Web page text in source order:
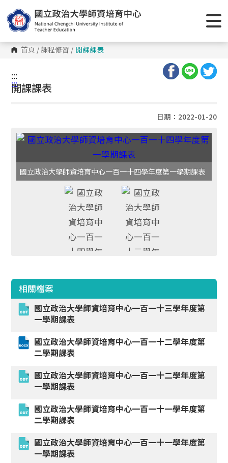
首頁 / 課程修習 / 開課課表
:::
:::
開課課表
日期：2022-01-20
國立政治大學師資培育中心一百一十四學年度第一學期課表
相關檔案
國立政治大學師資培育中心一百一十三學年度第
一學期課表
國立政治大學師資培育中心一百一十二學年度第
二學期課表
國立政治大學師資培育中心一百一十二學年度第
一學期課表
國立政治大學師資培育中心一百一十一學年度第
二學期課表
國立政治大學師資培育中心一百一十一學年度第
一學期課表